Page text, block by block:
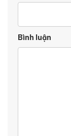
Bình luận